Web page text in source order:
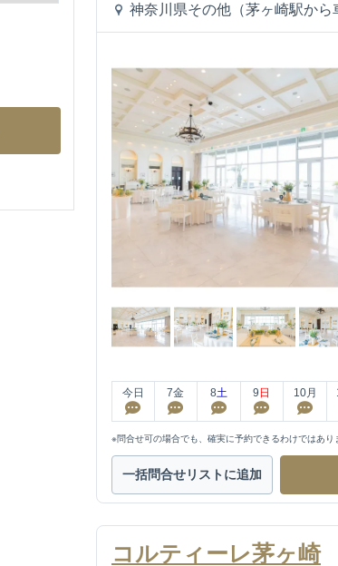
神奈川県その他（茅ヶ崎駅から
今日 7金 8土 9 日 10月
※問合せ可の場合でも、確実に予約できるわけではあり
一括問合せリストに追加
コルティーレ茅ヶ崎